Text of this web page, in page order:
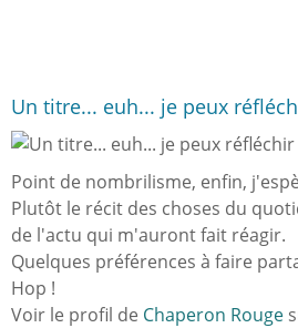
Un titre... euh... je peux
Point de nombrilisme, enfin,
Plutôt le récit des choses du
de l'actu qui m'auront fait réagir.
Quelques préférences à faire
Hop !
Voir le profil de Chaperon Rouge